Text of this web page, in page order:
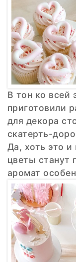
В тон ко всей
приготовили
для декора
скатерть-
Да, хоть это
цветы станут
аромат